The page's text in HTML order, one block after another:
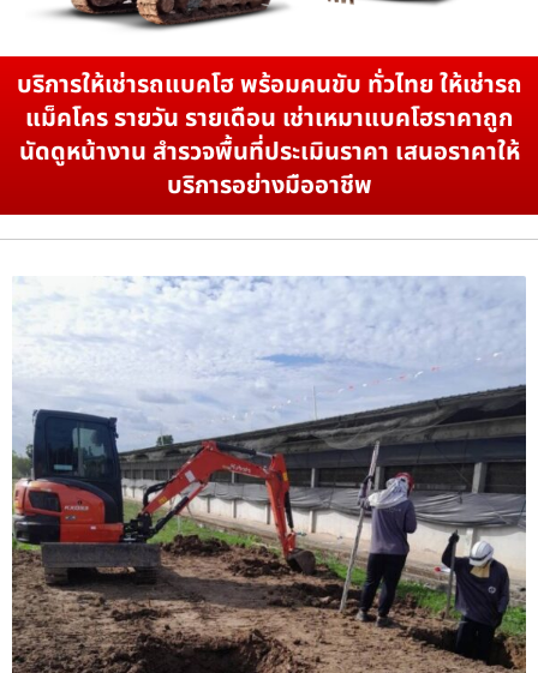
บริการให้เช่ารถแบคโฮ พร้อมคนขับ ทั่วไทย ให้เช่ารถ
แม็คโคร รายวัน รายเดือน เช่าเหมาแบคโฮราคาถูก
นัดดูหน้างาน สำรวจพื้นที่ประเมินราคา เสนอราคาให้
บริการอย่างมืออาชีพ